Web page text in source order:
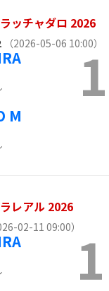
ッチャダロ 2026
（2026-05-06 10:00）
M
1
レアル 2026
02-11 09:00） 1